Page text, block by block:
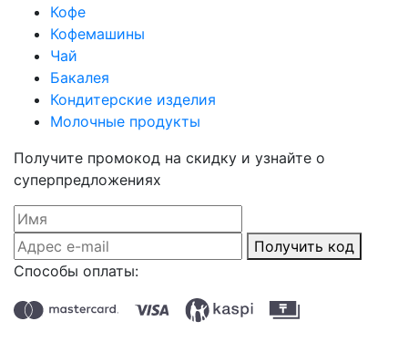
Кофе
Кофемашины
Чай
Бакалея
Кондитерские изделия
Молочные продукты
Получите промокод на скидку и узнайте о
суперпредложениях
Получить код
Способы оплаты: